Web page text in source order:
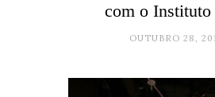
com o
OUTUBRO 28,